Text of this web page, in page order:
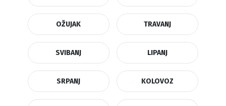
OŽUJAK TRAVANJ
SVIBANJ LIPANJ
SRPANJ KOLOVOZ